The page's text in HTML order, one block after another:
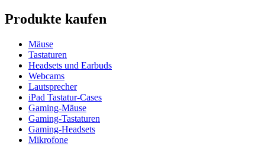
Produkte kaufen
Mäuse
Tastaturen
Headsets und Earbuds
Webcams
Lautsprecher
iPad Tastatur-Cases
Gaming-Mäuse
Gaming-Tastaturen
Gaming-Headsets
Mikrofone